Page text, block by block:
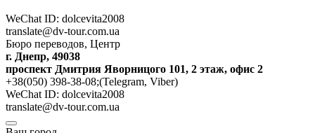
WeChat ID: dolcevita2008
translate@dv-tour.com.ua
Бюро переводов, Центр
г. Днепр, 49038
проспект Дмитрия Яворницого 101, 2 этаж, офис 2
+38(050) 398-38-08;(Telegram, Viber)
WeChat ID: dolcevita2008
translate@dv-tour.com.ua